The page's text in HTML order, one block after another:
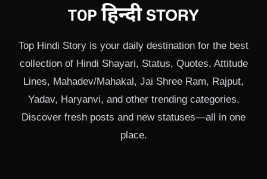
Top Hindi Story is your daily destination for the best
collection of Hindi Shayari, Status, Quotes, Attitude
Lines, Mahadev/Mahakal, Jai Shree Ram, Rajput,
Yadav, Haryanvi, and other trending categories.
Discover fresh posts and new statuses—all in one
place.